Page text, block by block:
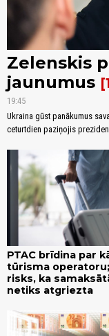
Zelenskis
jaunumus
1
19:45
Ukraina gūst panākumus
ceturtdien paziņojis
PTAC brīdina par
tūrisma
risks, ka
netiks atgriezta